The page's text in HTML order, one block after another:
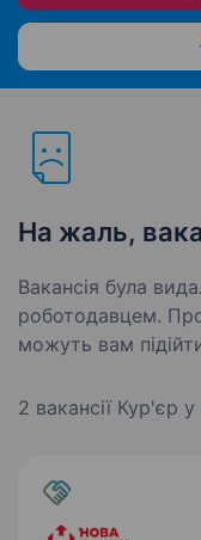
На жаль,
Вакансія була
роботодавцем.
можуть вам
2 вакансії Кур'єр у